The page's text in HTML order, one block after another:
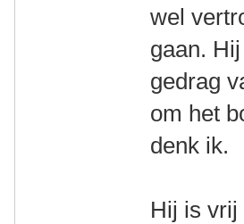
wel
gaan.
gedrag
om het
denk ik.
Hij is vrij